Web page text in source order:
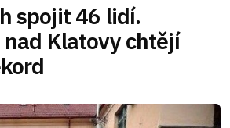
spojit 46 lidí.
Klatovy chtějí